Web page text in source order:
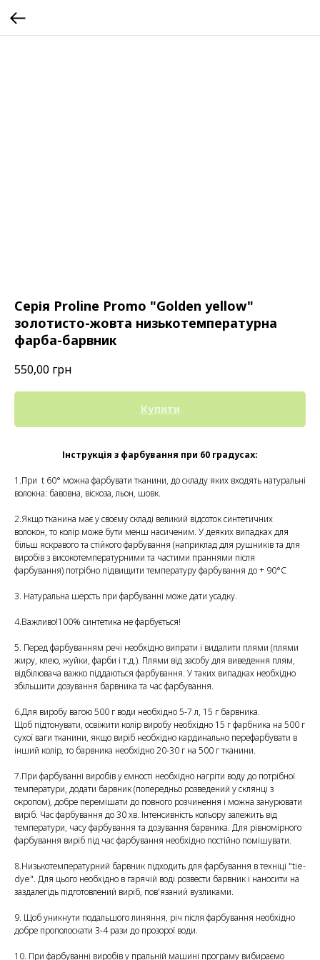
Серія Proline Promo "Golden yellow"
золотисто-жовта низькотемпературна
фарба-барвник
550,00 грн
Купити
Інструкція з фарбування при 60 градусах:
1.При t 60° можна фарбувати тканини, до складу яких входять натуральні
волокна: бавовна, віскоза, льон, шовк.
2.Якщо тканина має у своєму складі великий відсоток синтетичних
волокон, то колір може бути менш насиченим. У деяких випадках для
більш яскравого та стійкого фарбування (наприклад для рушників та для
виробів з високотемпературними та частими праннями після
фарбування) потрібно підвищити температуру фарбування до + 90°С
3. Натуральна шерсть при фарбуванні може дати усадку.
4.Важливо!100% синтетика не фарбується!
5. Перед фарбуванням речі необхідно випрати і видалити плями (плями
жиру, клею, жуйки, фарби і т.д.). Плями від засобу для виведення плям,
відбілювача важко піддаються фарбування. У таких випадках необхідно
збільшити дозування барвника та час фарбування.
6.Для виробу вагою 500 г води необхідно 5-7 л, 15 г барвника.
Щоб підтонувати, освіжити колір виробу необхідно 15 г фарбника на 500 г
сухої ваги тканини, якщо виріб необхідно кардинально перефарбувати в
інший колір, то барвника необхідно 20-30 г на 500 г тканини.
7.При фарбуванні виробів у ємності необхідно нагріти воду до потрібної
температури, додати барвник (попередньо розведений у склянці з
окропом), добре перемішати до повного розчинення і можна занурювати
виріб. Час фарбування до 30 хв. Інтенсивність кольору залежить від
температури, часу фарбування та дозування барвника. Для рівномірного
фарбування виріб під час фарбування необхідно постійно помішувати.
8.Низькотемпературний барвник підходить для фарбування в техніці "tie-
dye". Для цього необхідно в гарячій воді розвести барвник і наносити на
заздалегідь підготовлений виріб, пов'язаний вузликами.
9. Щоб уникнути подальшого линяння, річ після фарбування необхідно
добре прополоскати 3-4 рази до прозорої води.
10. При фарбуванні виробів у пральній машині програму вибираємо